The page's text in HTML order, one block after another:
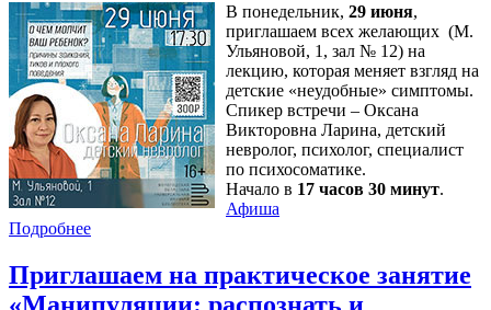
В понедельник, 29 июня,
приглашаем всех желающих (М.
Ульяновой, 1, зал № 12) на
лекцию, которая меняет взгляд на
детские «неудобные» симптомы.
Спикер встречи – Оксана
Викторовна Ларина, детский
невролог, психолог, специалист
по психосоматике.
Начало в 17 часов 30 минут.
Афиша
Подробнее
Приглашаем на практическое занятие
«Манипуляции: распознать и